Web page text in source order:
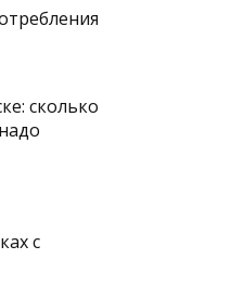
сколько
с